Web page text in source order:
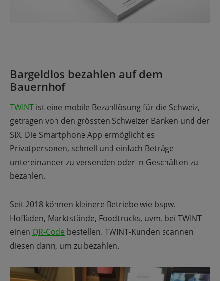
Bargeldlos bezahlen auf dem
Bauernhof
TWINT ist eine mobile Bezahllösung für die Schweiz,
getragen von den grössten Schweizer Banken und der
SIX. Die Smartphone App ermöglicht es
Privatpersonen, schnell und einfach Beträge
untereinander zu versenden oder in Geschäften zu
bezahlen.
Seit 2018 können kleinere Betriebe wie bspw.
Hofläden, Marktstände, Foodtrucks, uvm. bei TWINT
einen QR-Code bestellen. TWINT-Kunden scannen
diesen dann, um zu bezahlen.